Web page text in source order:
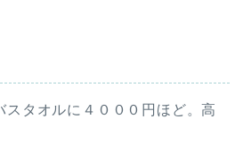
スタオルに４０００円ほど。高